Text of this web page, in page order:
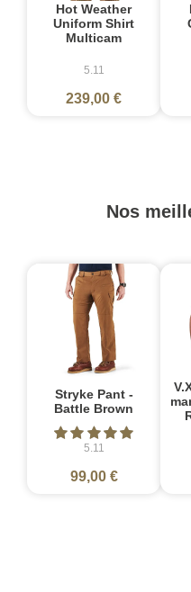
Hot Weather
Uniform Shirt
Multicam
5.11
239,00 €
Nos
Stryke Pant -
Battle Brown
5.11
99,00 €